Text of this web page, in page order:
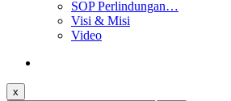
SOP Perlindungan…
Visi & Misi
Video
x